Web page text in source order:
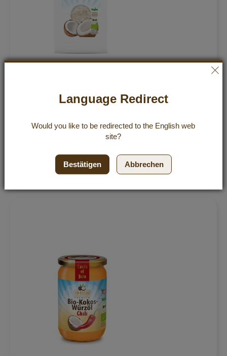
421Bewertungen
Inkl. 7% Steuern exkl.Versandkosten
In den Einkaufswagen
Language Redirect
Would you like to be redirected to the English web
site?
Bestätigen Abbrechen